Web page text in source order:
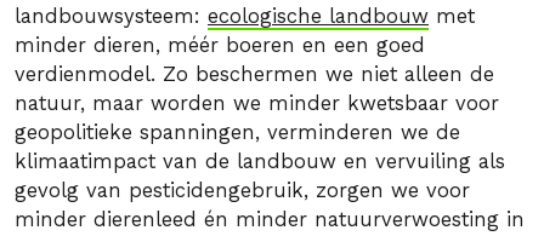
landbouwsysteem: ecologische landbouw met
minder dieren, méér boeren en een goed
verdienmodel. Zo beschermen we niet alleen de
natuur, maar worden we minder kwetsbaar voor
geopolitieke spanningen, verminderen we de
klimaatimpact van de landbouw en vervuiling als
gevolg van pesticidengebruik, zorgen we voor
minder dierenleed én minder natuurverwoesting in